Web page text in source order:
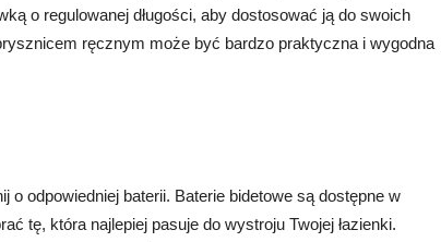
o regulowanej długości, aby dostosować ją do swoich
ręcznym może być bardzo praktyczna i wygodna
o odpowiedniej baterii. Baterie bidetowe są dostępne w
tę, która najlepiej pasuje do wystroju Twojej łazienki.